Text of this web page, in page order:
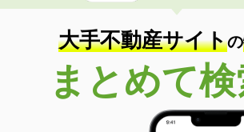
大手不動産サイトの
まとめて検